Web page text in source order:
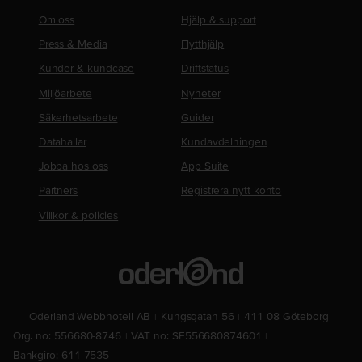
Om oss
Press & Media
Kunder & kundcase
Miljöarbete
Säkerhetsarbete
Datahallar
Jobba hos oss
Partners
Villkor & policies
Hjälp & support
Flytthjälp
Driftstatus
Nyheter
Guider
Kundavdelningen
App Suite
Registrera nytt konto
Oderland Webbhotell AB Kungsgatan 56
411 08 Göteborg
Org. no: 556680-8746
VAT no: SE556680874601
Bankgiro: 611-7535